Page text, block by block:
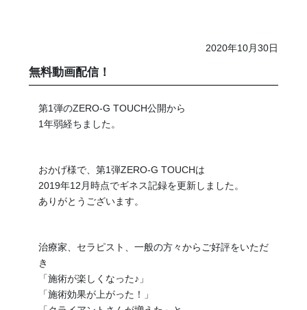
2020年10月30日
無料動画配信！
第1弾のZERO-G TOUCH公開から
1年弱経ちました。
おかげ様で、第1弾ZERO-G TOUCHは
2019年12月時点でギネス記録を更新しました。
ありがとうございます。
治療家、セラピスト、一般の方々からご好評をいただ
き
「施術が楽しくなった♪」
「施術効果が上がった！」